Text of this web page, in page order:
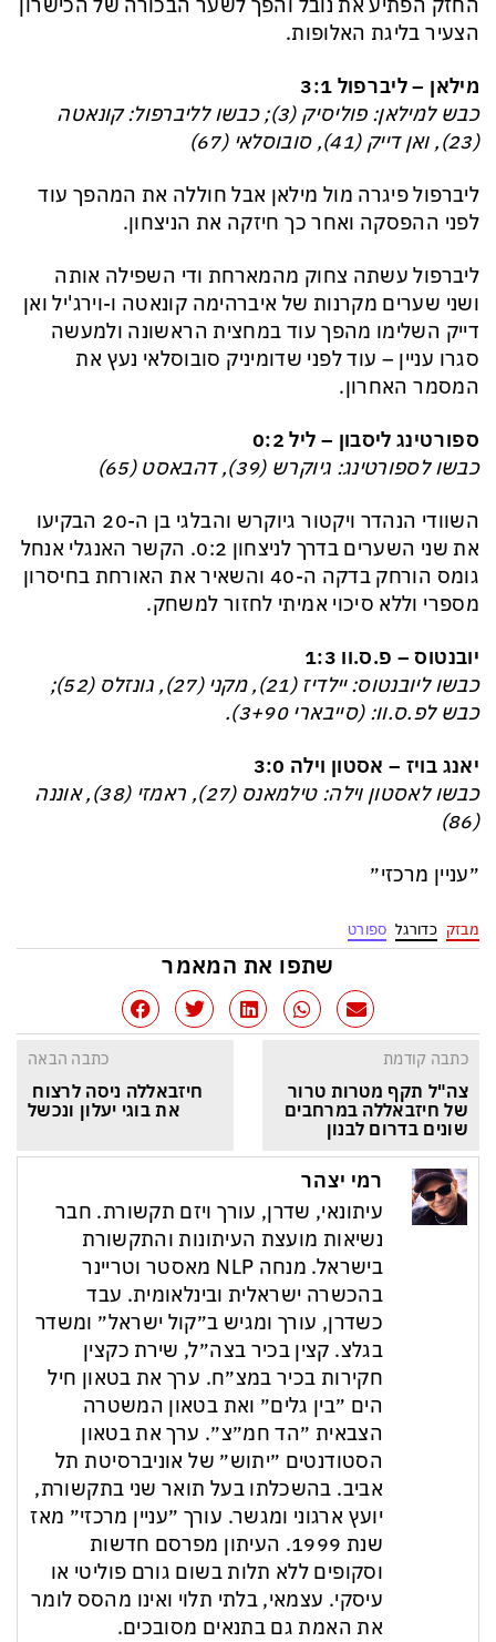
החזק הפתיע את נובל והפך לשער הבכורה של הכישרון
הצעיר בליגת האלופות.
מילאן – ליברפול 3:1
כבש למילאן: פוליסיק (3); כבשו לליברפול: קונאטה
(23), ואן דייק (41), סובוסלאי (67)
ליברפול פיגרה מול מילאן אבל חוללה את המהפך עוד
לפני ההפסקה ואחר כך חיזקה את הניצחון.
ליברפול עשתה צחוק מהמארחת ודי השפילה אותה
ושני שערים מקרנות של איברהימה קונאטה ו-וירג'יל ואן
דייק השלימו מהפך עוד במחצית הראשונה ולמעשה
סגרו עניין – עוד לפני שדומיניק סובוסלאי נעץ את
המסמר האחרון.
ספורטינג ליסבון – ליל 0:2
כבשו לספורטינג: גיוקרש (39), דהבאסט (65)
השוודי הנהדר ויקטור גיוקרש והבלגי בן ה-20 הבקיעו
את שני השערים בדרך לניצחון 0:2. הקשר האנגלי אנחל
גומס הורחק בדקה ה-40 והשאיר את האורחת בחיסרון
מספרי וללא סיכוי אמיתי לחזור למשחק.
יובנטוס – פ.ס.וו 1:3
כבשו ליובנטוס: יילדיז (21), מקני (27), גונזלס (52);
כבש לפ.ס.וו: (סייבארי 3+90).
יאנג בויז – אסטון וילה 3:0
כבשו לאסטון וילה: טילמאנס (27), ראמזי (38), אוננה
(86)
״עניין מרכזי״
מבזק כדורגל ספורט
שתפו את המאמר
כתבה קודמת
צה"ל תקף מטרות טרור
של חיזבאללה במרחבים
שונים בדרום לבנון
כתבה הבאה
חיזבאללה ניסה לרצוח
את בוגי יעלון ונכשל
רמי יצהר
עיתונאי, שדרן, עורך ויזם תקשורת. חבר
נשיאות מועצת העיתונות והתקשורת
בישראל. מנחה NLP מאסטר וטריינר
בהכשרה ישראלית ובינלאומית. עבד
כשדרן, עורך ומגיש ב״קול ישראל״ ומשדר
בגלצ. קצין בכיר בצה״ל, שירת כקצין
חקירות בכיר במצ״ח. ערך את בטאון חיל
הים ״בין גלים״ ואת בטאון המשטרה
הצבאית ״הד חמ״צ״. ערך את בטאון
הסטודנטים ״יתוש״ של אוניברסיטת תל
אביב. בהשכלתו בעל תואר שני בתקשורת,
יועץ ארגוני ומגשר. עורך ״עניין מרכזי״ מאז
שנת 1999. העיתון מפרסם חדשות
וסקופים ללא תלות בשום גורם פוליטי או
עיסקי. עצמאי, בלתי תלוי ואינו מהסס לומר
את האמת גם בתנאים מסובכים.